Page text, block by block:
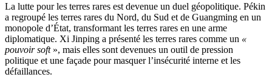
La lutte pour les terres rares est devenue un duel géopolitique. Pékin
a regroupé les terres rares du Nord, du Sud et de Guangming en un
monopole d’État, transformant les terres rares en une arme
diplomatique. Xi Jinping a présenté les terres rares comme un «
pouvoir soft », mais elles sont devenues un outil de pression
politique et une façade pour masquer l’insécurité interne et les
défaillances.